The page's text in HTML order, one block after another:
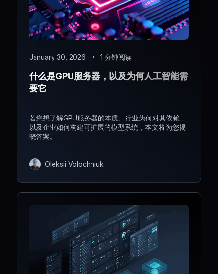
January 30, 2026 1 分钟阅读
什么是GPU服务器，以及为何人工智能需
要它
若您想了解GPU服务器的本质、行业为何对其依赖，
以及企业如何构建可扩展的模型系统，本文将为您揭
晓答案。
Oleksii Volochniuk